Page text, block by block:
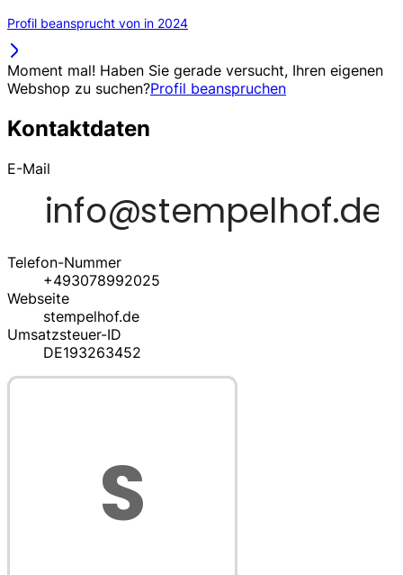
Profil beansprucht von in 2024
Moment mal! Haben Sie gerade versucht, Ihren eigenen
Webshop zu suchen?Profil beanspruchen
Kontaktdaten
E-Mail
Telefon-Nummer
+493078992025
Webseite
stempelhof.de
Umsatzsteuer-ID
DE193263452